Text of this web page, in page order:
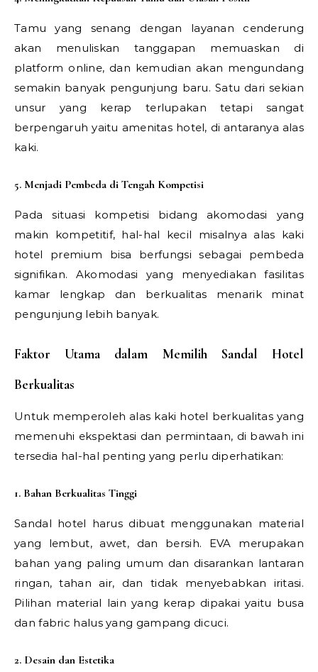
Tamu yang senang dengan layanan cenderung
akan menuliskan tanggapan memuaskan di
platform online, dan kemudian akan mengundang
semakin banyak pengunjung baru. Satu dari sekian
unsur yang kerap terlupakan tetapi sangat
berpengaruh yaitu amenitas hotel, di antaranya alas
kaki.
5. Menjadi Pembeda di Tengah Kompetisi
Pada situasi kompetisi bidang akomodasi yang
makin kompetitif, hal-hal kecil misalnya alas kaki
hotel premium bisa berfungsi sebagai pembeda
signifikan. Akomodasi yang menyediakan fasilitas
kamar lengkap dan berkualitas menarik minat
pengunjung lebih banyak.
Faktor Utama dalam Memilih Sandal Hotel
Berkualitas
Untuk memperoleh alas kaki hotel berkualitas yang
memenuhi ekspektasi dan permintaan, di bawah ini
tersedia hal-hal penting yang perlu diperhatikan:
1. Bahan Berkualitas Tinggi
Sandal hotel harus dibuat menggunakan material
yang lembut, awet, dan bersih. EVA merupakan
bahan yang paling umum dan disarankan lantaran
ringan, tahan air, dan tidak menyebabkan iritasi.
Pilihan material lain yang kerap dipakai yaitu busa
dan fabric halus yang gampang dicuci.
2. Desain dan Estetika